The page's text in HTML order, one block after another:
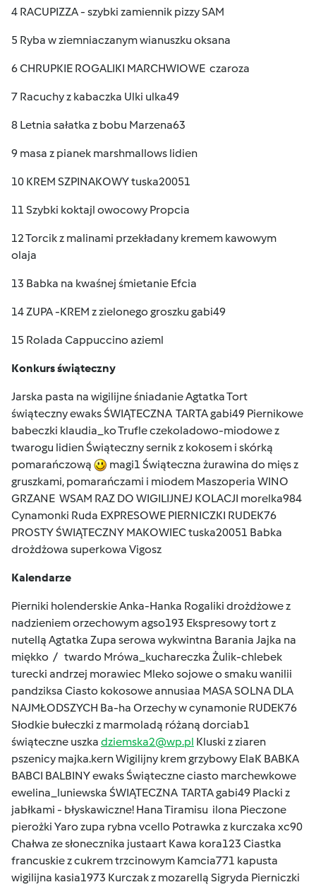
4 RACUPIZZA - szybki zamiennik pizzy SAM
5 Ryba w ziemniaczanym wianuszku oksana
6 CHRUPKIE ROGALIKI MARCHWIOWE czaroza
7 Racuchy z kabaczka Ulki ulka49
8 Letnia sałatka z bobu Marzena63
9 masa z pianek marshmallows lidien
10 KREM SZPINAKOWY tuska20051
11 Szybki koktajl owocowy Propcia
12 Torcik z malinami przekładany kremem kawowym
olaja
13 Babka na kwaśnej śmietanie Efcia
14 ZUPA -KREM z zielonego groszku gabi49
15 Rolada Cappuccino azieml
Konkurs świąteczny
Jarska pasta na wigilijne śniadanie Agtatka Tort
świąteczny ewaks ŚWIĄTECZNA TARTA gabi49 Piernikowe
babeczki klaudia_ko Trufle czekoladowo-miodowe z
twarogu lidien Świąteczny sernik z kokosem i skórką
pomarańczową
magi1 Świąteczna żurawina do mięs z
gruszkami, pomarańczami i miodem Maszoperia WINO
GRZANE WSAM RAZ DO WIGILIJNEJ KOLACJI morelka984
Cynamonki Ruda EXPRESOWE PIERNICZKI RUDEK76
PROSTY ŚWIĄTECZNY MAKOWIEC tuska20051 Babka
drożdżowa superkowa Vigosz
Kalendarze
Pierniki holenderskie Anka-Hanka Rogaliki drożdżowe z
nadzieniem orzechowym agso193 Ekspresowy tort z
nutellą Agtatka Zupa serowa wykwintna Barania Jajka na
miękko / twardo Mrówa_kuchareczka Żulik-chlebek
turecki andrzej morawiec Mleko sojowe o smaku wanilii
pandziksa Ciasto kokosowe annusiaa MASA SOLNA DLA
NAJMŁODSZYCH Ba-ha Orzechy w cynamonie RUDEK76
Słodkie bułeczki z marmoladą różaną dorciab1
świąteczne uszka dziemska2@wp.pl Kluski z ziaren
pszenicy majka.kern Wigilijny krem grzybowy ElaK BABKA
BABCI BALBINY ewaks Świąteczne ciasto marchewkowe
ewelina_luniewska ŚWIĄTECZNA TARTA gabi49 Placki z
jabłkami - błyskawiczne! Hana Tiramisu ilona Pieczone
pierożki Yaro zupa rybna vcello Potrawka z kurczaka xc90
Chałwa ze słonecznika justaart Kawa kora123 Ciastka
francuskie z cukrem trzcinowym Kamcia771 kapusta
wigilijna kasia1973 Kurczak z mozarellą Sigryda Pierniczki